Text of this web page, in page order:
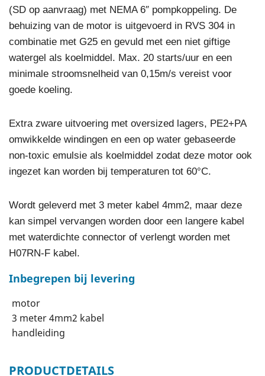
(SD op aanvraag) met NEMA 6″ pompkoppeling. De
behuizing van de motor is uitgevoerd in RVS 304 in
combinatie met G25 en gevuld met een niet giftige
watergel als koelmiddel. Max. 20 starts/uur en een
minimale stroomsnelheid van 0,15m/s vereist voor
goede koeling.
Extra zware uitvoering met oversized lagers, PE2+PA
omwikkelde windingen en een op water gebaseerde
non-toxic emulsie als koelmiddel zodat deze motor ook
ingezet kan worden bij temperaturen tot 60°C.
Wordt geleverd met 3 meter kabel 4mm2, maar deze
kan simpel vervangen worden door een langere kabel
met waterdichte connector of verlengt worden met
H07RN-F kabel.
Inbegrepen bij levering
motor
3 meter 4mm2 kabel
handleiding
PRODUCTDETAILS